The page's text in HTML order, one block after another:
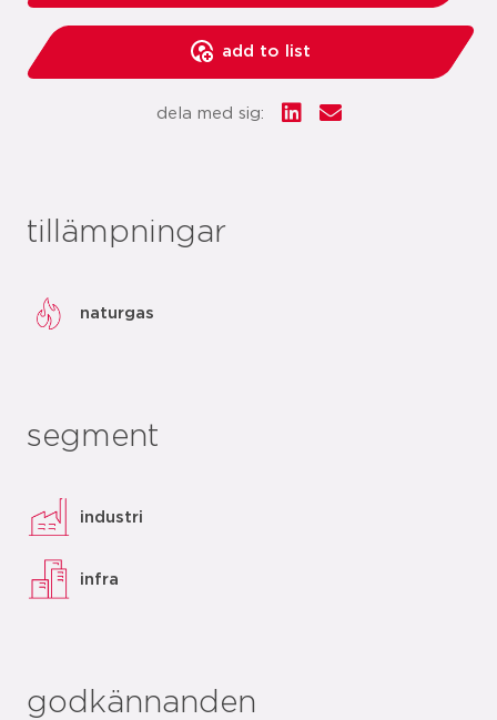
add to list
dela med sig:
tillämpningar
naturgas
segment
industri
infra
godkännanden